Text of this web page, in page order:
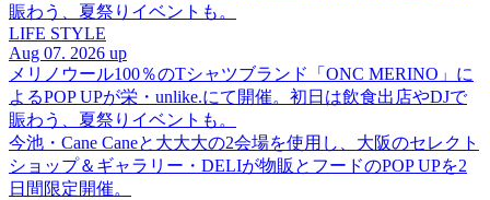
賑わう、夏祭りイベントも。
LIFE STYLE
Aug 07. 2026 up
メリノウール100％のTシャツブランド「ONC MERINO」に
よるPOP UPが栄・unlike.にて開催。初日は飲食出店やDJで
賑わう、夏祭りイベントも。
今池・Cane Caneと大大大の2会場を使用し、大阪のセレクト
ショップ＆ギャラリー・DELIが物販とフードのPOP UPを2
日間限定開催。